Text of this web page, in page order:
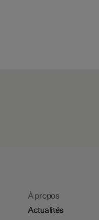
À propos
Actualités